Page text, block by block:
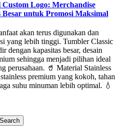
Logo: Merchandise
untuk Promosi Maksimal
akan terus digunakan dan
yang lebih tinggi. Tumbler Classic
dengan kapasitas besar, desain
sehingga menjadi pilihan ideal
perusahaan. 🥤 Material Stainless
premium yang kokoh, tahan
suhu minuman lebih optimal. 💧
Search